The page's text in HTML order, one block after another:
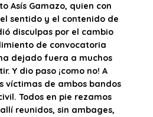
Gamazo, quien con
sentido y el contenido de
disculpas por el cambio
de convocatoria
dejado fuera a muchos
Y dio paso ¡como no! A
víctimas de ambos bandos
Todos en pie rezamos
reunidos, sin ambages,